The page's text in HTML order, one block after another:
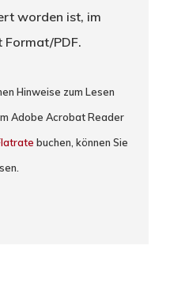
worden ist, im
Format/PDF.
Hinweise zum Lesen
Adobe Acrobat Reader
buchen, können Sie